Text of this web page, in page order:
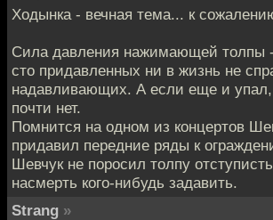
Ходынка - вечная тема... к
Сила давления нажимающей толпы
сто придавленных ни в жизнь не
надавливающих. А если еще и
почти нет.
Помнится на одном из концертов
придавил передние ряды к
Шевчук не поросил толпу
насмерть кого-нибудь задавить.
Strang »